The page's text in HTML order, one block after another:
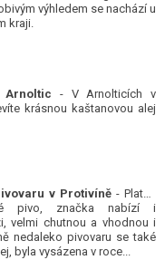
výhledem se nachází u
kraji.
Arnoltic - V Arnolticích v
krásnou kaštanovou alej
v Protivíně - Platan
pivo, značka nabízí i
velmi chutnou a vhodnou i
nedaleko pivovaru se také
byla vysázena v roce...